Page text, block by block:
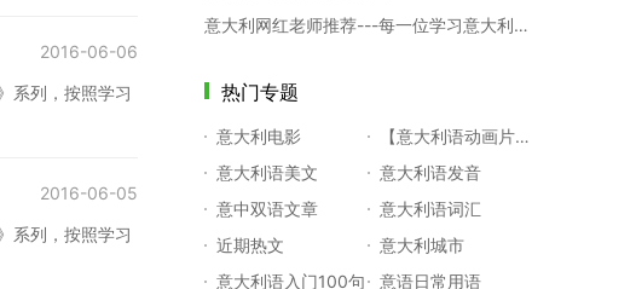
系列，按照学习
2016-06-06
系列，按照学习
2016-06-05
意大利网红老师推荐---每一位学习意大利语者必读的一本书！
热门专题
意大利电影
【意大利语动画片】粉红小猪
意大利语美文
意大利语发音
意中双语文章
意大利语词汇
近期热文
意大利城市
意大利语入门100句
意语日常用语